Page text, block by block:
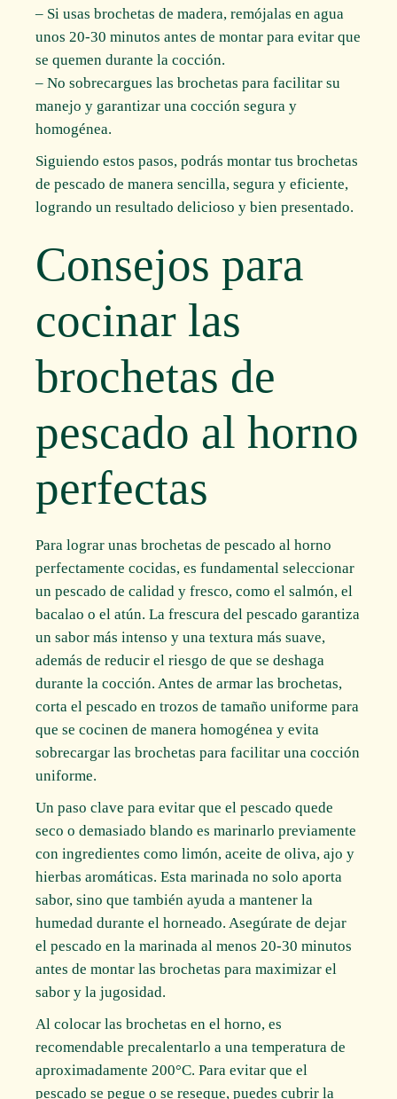
– Si usas brochetas de madera, remójalas en agua
unos 20-30 minutos antes de montar para evitar que
se quemen durante la cocción.
– No sobrecargues las brochetas para facilitar su
manejo y garantizar una cocción segura y
homogénea.
Siguiendo estos pasos, podrás montar tus brochetas
de pescado de manera sencilla, segura y eficiente,
logrando un resultado delicioso y bien presentado.
Consejos para
cocinar las
brochetas de
pescado al horno
perfectas
Para lograr unas brochetas de pescado al horno
perfectamente cocidas, es fundamental seleccionar
un pescado de calidad y fresco, como el salmón, el
bacalao o el atún. La frescura del pescado garantiza
un sabor más intenso y una textura más suave,
además de reducir el riesgo de que se deshaga
durante la cocción. Antes de armar las brochetas,
corta el pescado en trozos de tamaño uniforme para
que se cocinen de manera homogénea y evita
sobrecargar las brochetas para facilitar una cocción
uniforme.
Un paso clave para evitar que el pescado quede
seco o demasiado blando es marinarlo previamente
con ingredientes como limón, aceite de oliva, ajo y
hierbas aromáticas. Esta marinada no solo aporta
sabor, sino que también ayuda a mantener la
humedad durante el horneado. Asegúrate de dejar
el pescado en la marinada al menos 20-30 minutos
antes de montar las brochetas para maximizar el
sabor y la jugosidad.
Al colocar las brochetas en el horno, es
recomendable precalentarlo a una temperatura de
aproximadamente 200°C. Para evitar que el
pescado se pegue o se reseque, puedes cubrir la